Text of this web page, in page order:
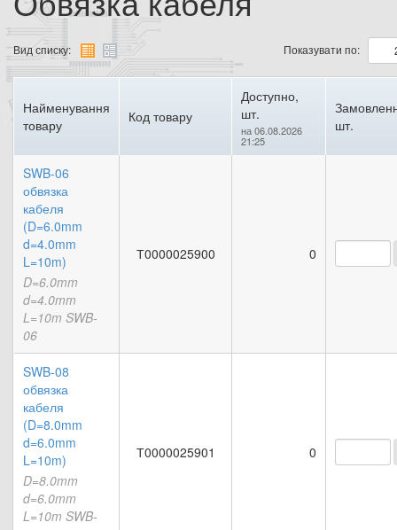
Вид списку: Показувати по:
Найменування
товару
Код товару
Доступно,
шт.
на 06.08.2026
21:25
шт.
SWB-06
обвязка
кабеля
(D=6.0mm
d=4.0mm
L=10m)
D=6.0mm
d=4.0mm
L=10m SWB-
06
Т0000025900 0
SWB-08
обвязка
кабеля
(D=8.0mm
d=6.0mm
L=10m)
D=8.0mm
d=6.0mm
L=10m SWB-
Т0000025901 0